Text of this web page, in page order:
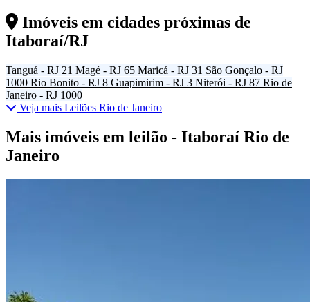
Imóveis em cidades próximas de
Itaboraí/RJ
Tanguá - RJ 21 Magé - RJ 65 Maricá - RJ 31 São Gonçalo - RJ
1000 Rio Bonito - RJ 8 Guapimirim - RJ 3 Niterói - RJ 87 Rio de
Janeiro - RJ 1000
Veja mais Leilões Rio de Janeiro
Mais imóveis em leilão - Itaboraí Rio de
Janeiro